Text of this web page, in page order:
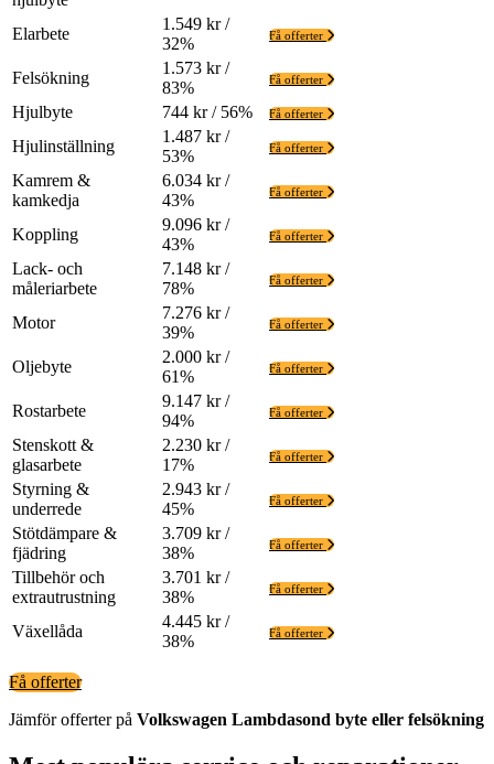
Elarbete
1.549 kr /
32%
Få offerter
Felsökning
1.573 kr /
83%
Få offerter
Hjulbyte 744 kr / 56% Få offerter
Hjulinställning
1.487 kr /
53%
Få offerter
Kamrem &
kamkedja
6.034 kr /
43%
Få offerter
Koppling
9.096 kr /
43%
Få offerter
Lack- och
måleriarbete
7.148 kr /
78%
Få offerter
Motor
7.276 kr /
39%
Få offerter
Oljebyte
2.000 kr /
61%
Få offerter
Rostarbete
9.147 kr /
94%
Få offerter
Stenskott &
glasarbete
2.230 kr /
17%
Få offerter
Styrning &
underrede
2.943 kr /
45%
Få offerter
Stötdämpare &
fjädring
3.709 kr /
38%
Få offerter
Tillbehör och
extrautrustning
3.701 kr /
38%
Få offerter
Växellåda
4.445 kr /
38%
Få offerter
Få offerter
Jämför offerter på Volkswagen Lambdasond byte eller felsökning